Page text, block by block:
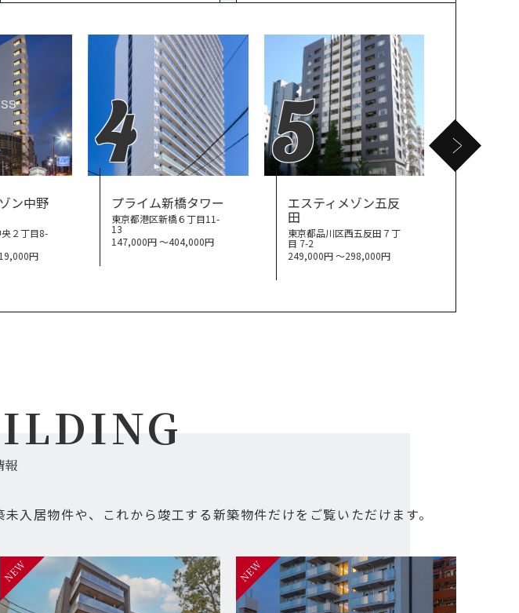
ン中野
２丁目8-
円
4
プライム新橋タワー
東京都港区新橋６丁目11-
13
147,000円 〜404,000円
5
エスティメゾン五反
田
東京都品川区西五反田７丁
目 7-2
249,000円 〜298,000円
6
報
入居物件や、これから竣工する新築物件だけをご覧いただけます。
NEW NEW